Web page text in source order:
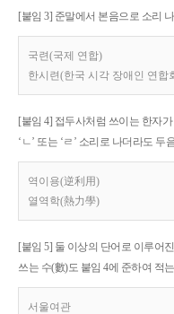
[붙임 3] 준말에서 본음으로 소리
국련(국제 연합)
한시련(한국 시각 장애인 연합
[붙임 4] 접두사처럼 쓰이는 한자
‘ㄴ’ 또는 ‘ㄹ’ 소리로 나더라도 두
역이용(逆利用)
열역학(熱力學)
[붙임 5] 둘 이상의 단어로 이루어
쓰는 수(數)도 붙임 4에 준하여 적
서울여관